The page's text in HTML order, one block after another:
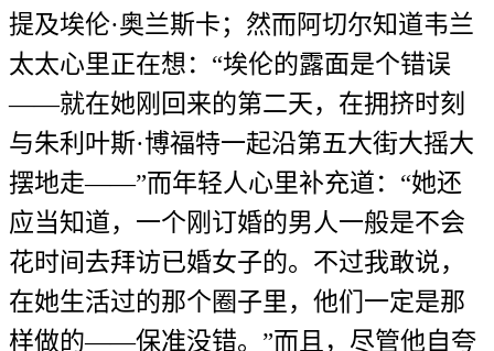
提及埃伦·奥兰斯卡；然而阿切尔知道韦兰
太太心里正在想：“埃伦的露面是个错误
——就在她刚回来的第二天，在拥挤时刻
与朱利叶斯·博福特一起沿第五大街大摇大
摆地走——”而年轻人心里补充道：“她还
应当知道，一个刚订婚的男人一般是不会
花时间去拜访已婚女子的。不过我敢说，
在她生活过的那个圈子里，他们一定是那
样做的——保准没错。”而且，尽管他自夸